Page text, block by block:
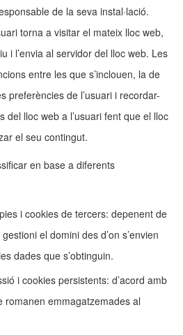
de la seva instal·lació.
torna a visitar el mateix lloc web,
i l’envia al servidor del lloc web. Les
entre les que s’inclouen, la de
preferències de l’usuari i recordar-
del lloc web a l’usuari fent que el lloc
el seu contingut.
en base a diferents
i cookies de tercers: depenent de
el domini des d’on s’envien
dades que s’obtinguin.
i cookies persistents: d’acord amb
romanen emmagatzemades al